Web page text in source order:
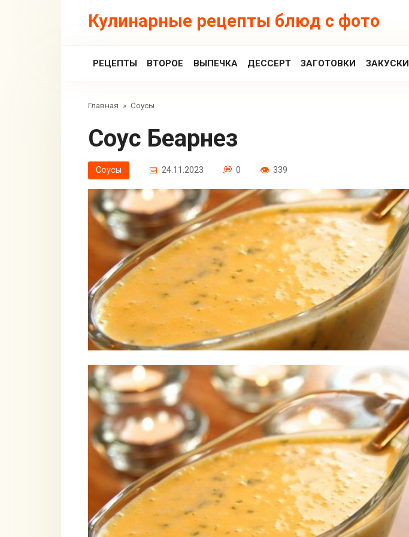
Кулинарные рецепты блюд с фото
РЕЦЕПТЫ ВТОРОЕ ВЫПЕЧКА ДЕССЕРТ ЗАГОТОВКИ ЗАКУСКИ
Главная » Соусы
Соус Беарнез
Соусы 24.11.2023 0 339